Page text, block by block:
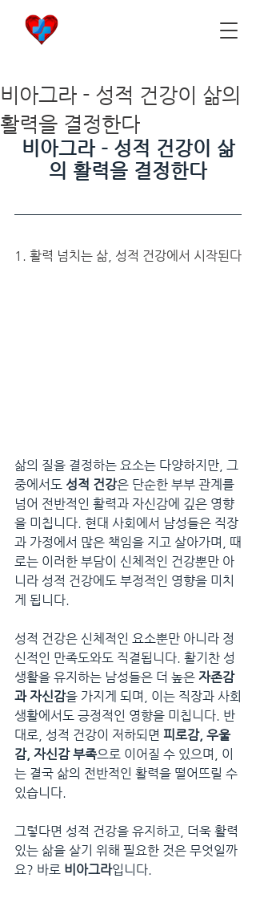
비아그라 - 성적 건강이 삶의
활력을 결정한다
비아그라 - 성적 건강이 삶
의 활력을 결정한다
1. 활력 넘치는 삶, 성적 건강에서 시작된다
삶의 질을 결정하는 요소는 다양하지만, 그
중에서도 성적 건강은 단순한 부부 관계를
넘어 전반적인 활력과 자신감에 깊은 영향
을 미칩니다. 현대 사회에서 남성들은 직장
과 가정에서 많은 책임을 지고 살아가며, 때
로는 이러한 부담이 신체적인 건강뿐만 아
니라 성적 건강에도 부정적인 영향을 미치
게 됩니다.
성적 건강은 신체적인 요소뿐만 아니라 정
신적인 만족도와도 직결됩니다. 활기찬 성
생활을 유지하는 남성들은 더 높은 자존감
과 자신감을 가지게 되며, 이는 직장과 사회
생활에서도 긍정적인 영향을 미칩니다. 반
대로, 성적 건강이 저하되면 피로감, 우울
감, 자신감 부족으로 이어질 수 있으며, 이
는 결국 삶의 전반적인 활력을 떨어뜨릴 수
있습니다.
그렇다면 성적 건강을 유지하고, 더욱 활력
있는 삶을 살기 위해 필요한 것은 무엇일까
요? 바로 비아그라입니다.